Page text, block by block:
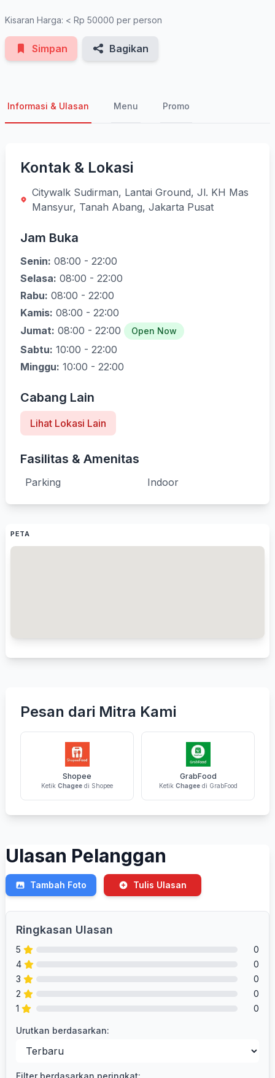
Kisaran Harga: < Rp 50000 per person
Simpan Bagikan
Informasi & Ulasan Menu Promo
Kontak & Lokasi
Citywalk Sudirman, Lantai Ground, Jl. KH Mas
Mansyur, Tanah Abang, Jakarta Pusat
Jam Buka
Senin: 08:00 - 22:00
Selasa: 08:00 - 22:00
Rabu: 08:00 - 22:00
Kamis: 08:00 - 22:00
Jumat: 08:00 - 22:00 Open Now
Sabtu: 10:00 - 22:00
Minggu: 10:00 - 22:00
Cabang Lain
Lihat Lokasi Lain
Fasilitas & Amenitas
Parking Indoor
PETA
Pesan dari Mitra Kami
Shopee
Ketik Chagee di Shopee
GrabFood
Ketik Chageedi GrabFood
Ulasan Pelanggan
Tambah Foto Tulis Ulasan
Ringkasan Ulasan
5
0
4
0
3
0
2
0
1
0
Urutkan berdasarkan:
Filter berdasarkan peringkat: